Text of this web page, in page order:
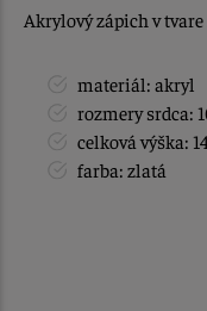
Akrylový zápich v
materiál: akryl
rozmery srdca:
celková výška:
farba: zlatá